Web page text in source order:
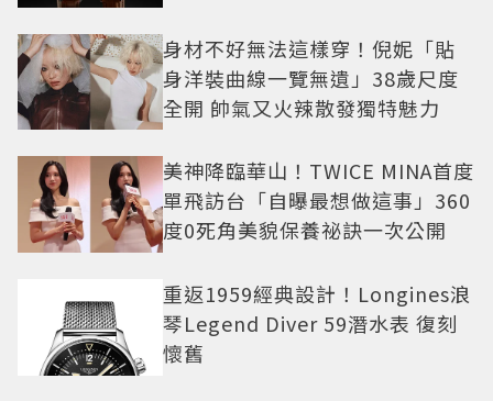
身材不好無法這樣穿！倪妮「貼
身洋裝曲線一覽無遺」38歲尺度
全開 帥氣又火辣散發獨特魅力
美神降臨華山！TWICE MINA首度
單飛訪台「自曝最想做這事」360
度0死角美貌保養祕訣一次公開
重返1959經典設計！Longines浪
琴Legend Diver 59潛水表 復刻
懷舊